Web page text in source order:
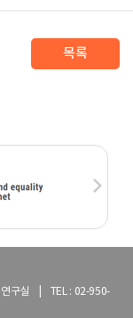
목록
연구실 | TEL : 02-950-